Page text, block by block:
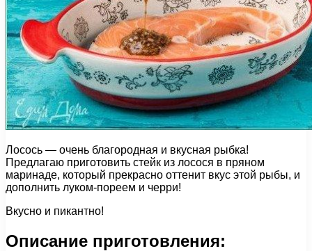
Лосось — очень благородная и вкусная рыбка!
Предлагаю приготовить стейк из лосося в пряном
маринаде, который прекрасно оттенит вкус этой рыбы, и
дополнить луком-пореем и черри!
Вкусно и пикантно!
Описание приготовления: